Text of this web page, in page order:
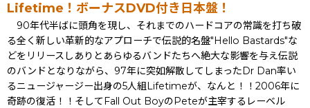
Lifetime！ボーナスDVD付き日本盤！
90年代半ばに頭角を現し、それまでのハードコアの常識を打ち破
る全く新しい革新的なアプローチで伝説的名盤"Hello Bastards"な
どをリリースしありとあらゆるバンドたちへ絶大な影響を与え伝説
のバンドとなりながら、97年に突如解散してしまったDr Dan率い
るニュージャージー出身の5人組Lifetimeが、なんと！！2006年に
奇跡の復活！！そしてFall Out BoyのPeteが主宰するレーベル